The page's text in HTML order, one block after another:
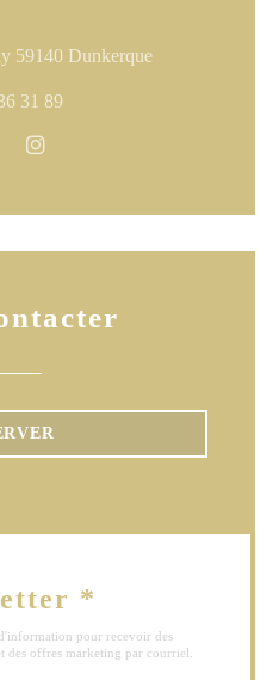
59140 Dunkerque((ouvre une
31 89
((ouvre une nouvelle
*
pour recevoir des
des offres marketing par courriel.